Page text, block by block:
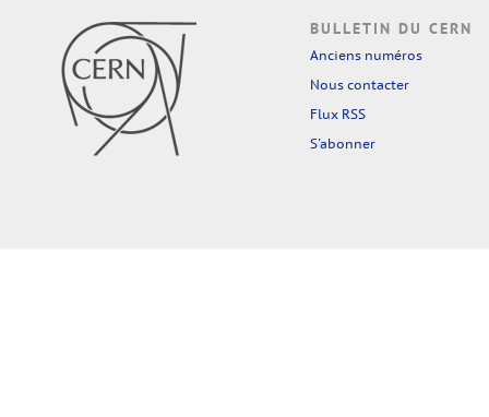
BULLETIN DU CERN
Anciens numéros
Nous contacter
Flux RSS
S'abonner